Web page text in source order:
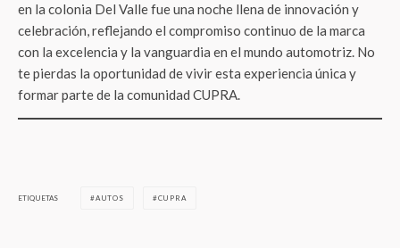
en la colonia Del Valle fue una noche llena de innovación y
celebración, reflejando el compromiso continuo de la marca
con la excelencia y la vanguardia en el mundo automotriz. No
te pierdas la oportunidad de vivir esta experiencia única y
formar parte de la comunidad CUPRA.
ETIQUETAS AUTOS CUPRA